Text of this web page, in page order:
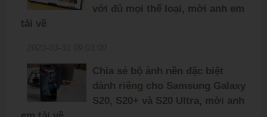
với đủ mọi thể loại, mời anh em
tải về
Chia sẻ bộ ảnh nền đặc biệt
dành riêng cho Samsung Galaxy
S20, S20+ và S20 Ultra, mời anh